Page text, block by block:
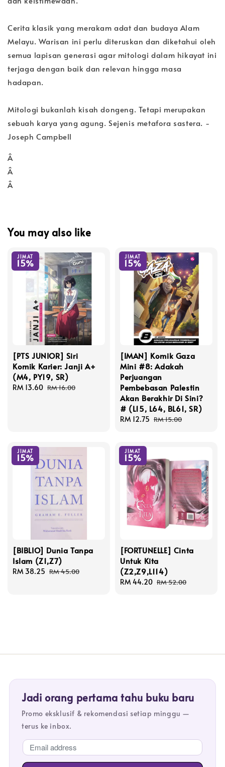
Cerita klasik yang merakam adat dan budaya Alam
Melayu. Warisan ini perlu diteruskan dan diketahui oleh
semua lapisan generasi agar mitologi dalam hikayat ini
terjaga dengan baik dan relevan hingga masa
hadapan.
Mitologi bukanlah kisah dongeng. Tetapi merupakan
sebuah karya yang agung. Sejenis metafora sastera. -
Joseph Campbell
Â
Â
Â
You may also like
JIMAT
15%
[PTS JUNIOR] Siri
Komik Karier: Janji A+
(M4, PY19, SR)
Sale
RM 13.60 Regular
RM 16.00
JIMAT
15%
[IMAN] Komik Gaza
Mini #8: Adakah
Perjuangan
Pembebasan Palestin
Akan Berakhir Di Sini?
# (L15, L64, BL61, SR)
Sale
RM 12.75 Regular
RM 15.00
JIMAT
15%
[BIBLIO] Dunia Tanpa
Islam (Z1,Z7)
Sale
RM 38.25 Regular
RM 45.00
JIMAT
15%
[FORTUNELLE] Cinta
Untuk Kita
(Z2,Z9,L114)
Sale
RM 44.20 Regular
RM 52.00
Jadi orang pertama tahu buku baru
Promo eksklusif & rekomendasi setiap minggu —
terus ke inbox.